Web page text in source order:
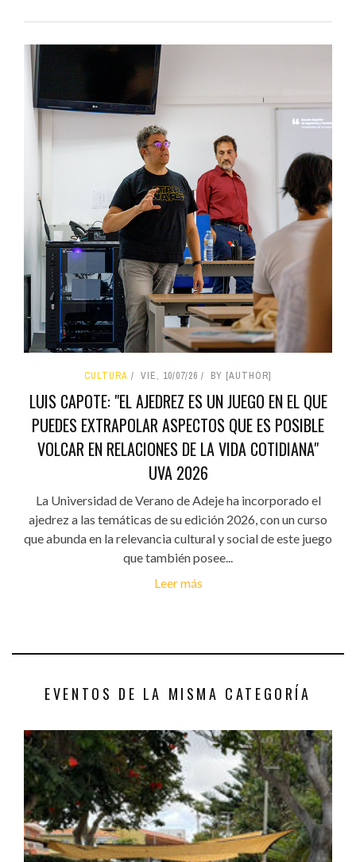
CULTURA VIE, 10/07/26 BY [AUTHOR]
LUIS CAPOTE: "EL AJEDREZ ES UN JUEGO EN EL QUE
PUEDES EXTRAPOLAR ASPECTOS QUE ES POSIBLE
VOLCAR EN RELACIONES DE LA VIDA COTIDIANA"
UVA 2026
La Universidad de Verano de Adeje ha incorporado el
ajedrez a las temáticas de su edición 2026, con un curso
que abunda en la relevancia cultural y social de este juego
que también posee...
Leer más
EVENTOS DE LA MISMA CATEGORÍA